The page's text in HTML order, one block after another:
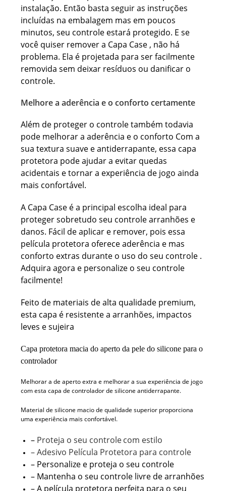
instalação. Então basta seguir as instruções
incluídas na embalagem mas em poucos
minutos, seu controle estará protegido. E se
você quiser remover a Capa Case , não há
problema. Ela é projetada para ser facilmente
removida sem deixar resíduos ou danificar o
controle.
Melhore a aderência e o conforto certamente
Além de proteger o controle também todavia
pode melhorar a aderência e o conforto Com a
sua textura suave e antiderrapante, essa capa
protetora pode ajudar a evitar quedas
acidentais e tornar a experiência de jogo ainda
mais confortável.
A Capa Case é a principal escolha ideal para
proteger sobretudo seu controle arranhões e
danos. Fácil de aplicar e remover, pois essa
película protetora oferece aderência e mas
conforto extras durante o uso do seu controle .
Adquira agora e personalize o seu controle
facilmente!
Feito de materiais de alta qualidade premium,
esta capa é resistente a arranhões, impactos
leves e sujeira
Capa protetora macia do aperto da pele do silicone para o
controlador
Melhorar a de aperto extra e melhorar a sua experiência de jogo
com esta capa de controlador de silicone antiderrapante.
Material de silicone macio de qualidade superior proporciona
uma experiência mais confortável.
– Proteja o seu controlecom estilo
– Adesivo Película Protetora para controle
– Personalize e proteja o seu controle
– Mantenha o seu controle livre de arranhões
– A película protetora perfeita para o seu